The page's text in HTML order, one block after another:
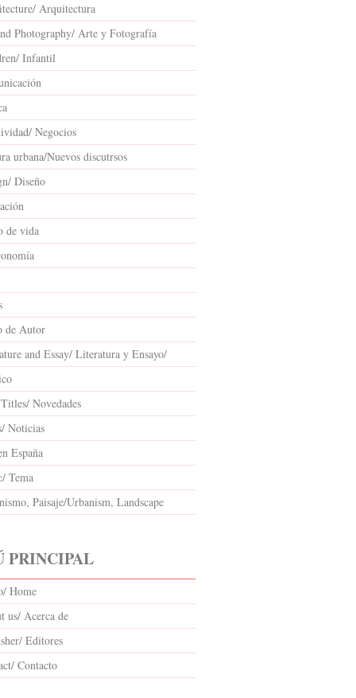
Arquitectura
Photography/ Arte y Fotografía
Infantil
Negocios
urbana/Nuevos discutrsos
Diseño
de vida
de Autor
and Essay/ Literatura y Ensayo/
Novedades
Noticias
España
Tema
Paisaje/Urbanism, Landscape
PRINCIPAL
Home
us/ Acerca de
Editores
Contacto